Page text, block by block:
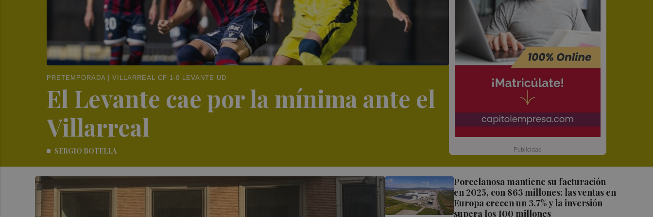
PRETEMPORADA | VILLARREAL CF 1-0 LEVANTE UD
El Levante cae por la mínima ante el
Villarreal
SERGIO BOTELLA
Porcelanosa mantiene su facturación
en 2025, con 863 millones: las ventas en
Europa crecen un 3,7% y la inversión
supera los 100 millones